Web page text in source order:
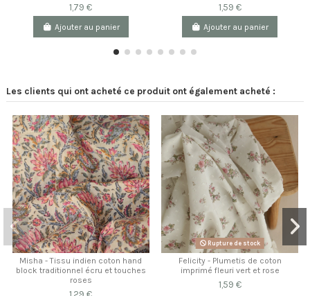
1,79 €
Ajouter au panier
1,59 €
Ajouter au panier
Les clients qui ont acheté ce produit ont également acheté :
Misha - Tissu indien coton hand
block traditionnel écru et touches
roses
Rupture de stock
Felicity - Plumetis de coton
imprimé fleuri vert et rose
1,59 €